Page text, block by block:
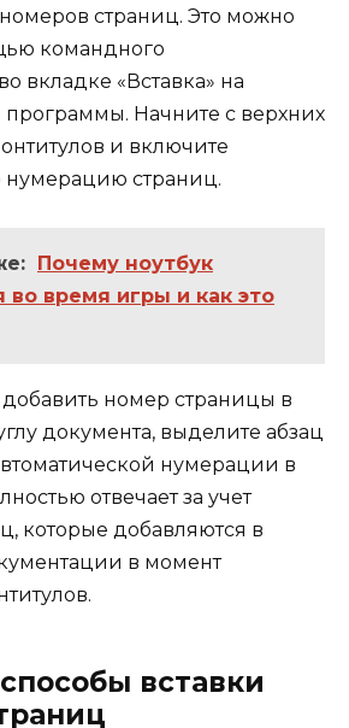
страниц. Это можно
командного
вкладке «Вставка» на
Начните с верхних
и включите
нумерацию страниц.
Почему ноутбук
во время игры и как это
номер страницы в
документа, выделите абзац
нумерации в
отвечает за учет
которые добавляются в
в момент
вставки